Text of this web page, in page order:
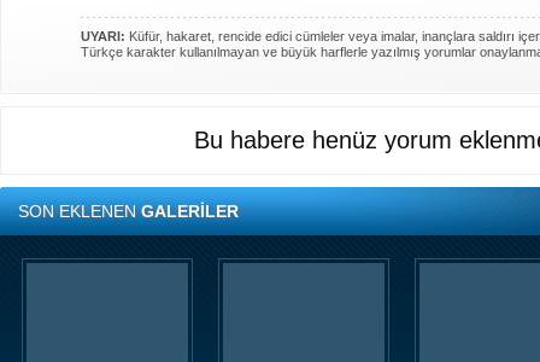
UYARI: Küfür, hakaret, rencide edici cümleler veya imalar, inançlara saldırı
Türkçe karakter kullanılmayan ve büyük harflerle yazılmış yorumlar
Bu habere henüz yorum
SON EKLENENGALERİLER